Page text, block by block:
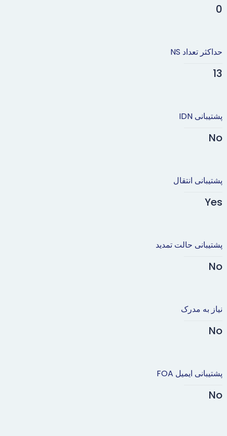
0
حداکثر تعداد NS
13
پشتیبانی IDN
No
پشتیبانی انتقال
Yes
پشتیبانی حالت تمدید
No
نیاز به مدرک
No
پشتیبانی ایمیل FOA
No